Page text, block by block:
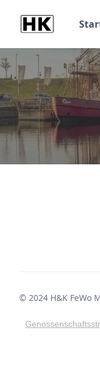
© 2024 H&K FeWo